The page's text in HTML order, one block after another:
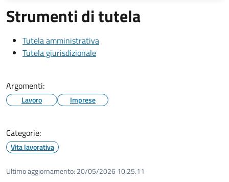
Strumenti di tutela
Tutela amministrativa
Tutela giurisdizionale
Argomenti:
Lavoro Imprese
Categorie:
Vita lavorativa
Ultimo aggiornamento: 20/05/2026 10:25.11